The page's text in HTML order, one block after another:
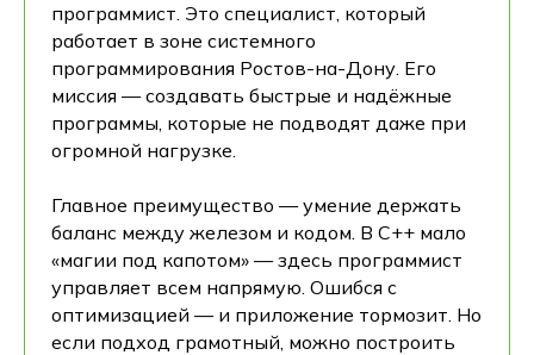
программист. Это специалист, который
работает в зоне системного
программирования Ростов-на-Дону. Его
миссия — создавать быстрые и надёжные
программы, которые не подводят даже при
огромной нагрузке.
Главное преимущество — умение держать
баланс между железом и кодом. В C++ мало
«магии под капотом» — здесь программист
управляет всем напрямую. Ошибся с
оптимизацией — и приложение тормозит. Но
если подход грамотный, можно построить